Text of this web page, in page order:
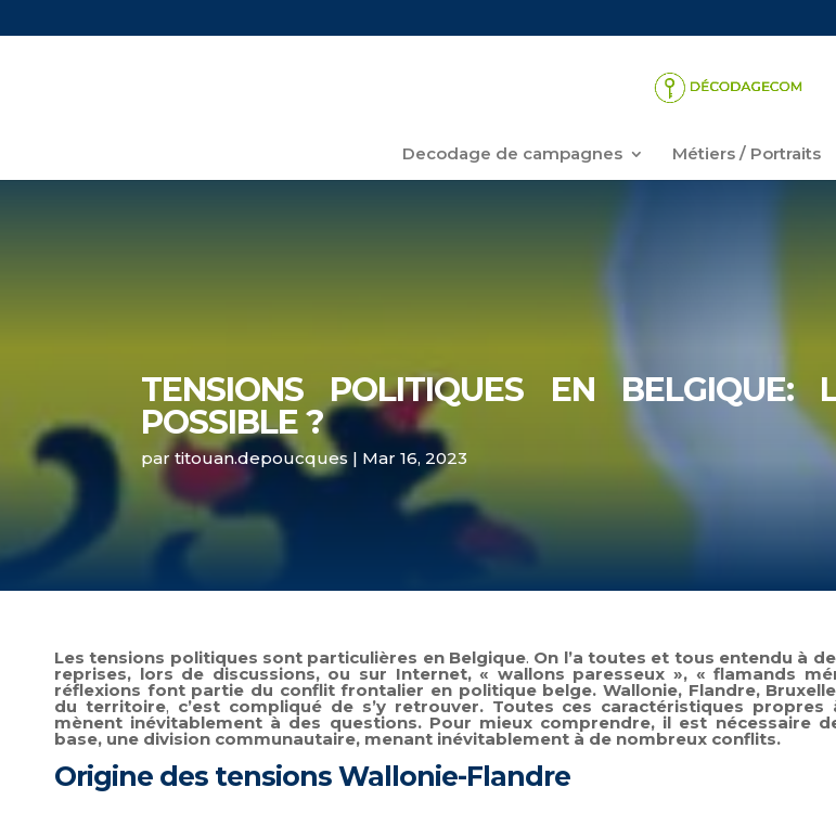
Decodage de campagnes Métiers / Portraits
TENSIONS POLITIQUES EN BELGIQUE:
POSSIBLE ?
partitouan.depoucques | Mar 16, 2023
Les tensions politiques sont particulières en Belgique. On l’a toutes et tous entendu à
reprises, lors de discussions, ou sur Internet, « wallons paresseux », « flamands
réflexions font partie du conflit frontalier en politique belge. Wallonie, Flandre,
du territoire, c’est compliqué de s’y retrouver. Toutes ces caractéristiques
mènent inévitablement à des questions. Pour mieux comprendre, il est nécessaire
base, une division communautaire, menant inévitablement à de nombreux conflits.
Origine des tensions Wallonie-Flandre